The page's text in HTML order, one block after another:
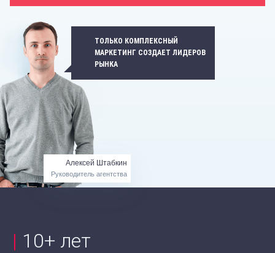
ТОЛЬКО КОМПЛЕКСНЫЙ
МАРКЕТИНГ СОЗДАЕТ ЛИДЕРОВ
РЫНКА
Алексей Штабкин
Руководитель агентства
| 10+ лет